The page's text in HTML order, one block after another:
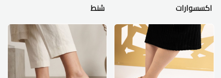
اكسسوارات شنط